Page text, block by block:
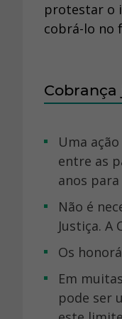
protestar o
cobrá-lo no
Uma ação de cobrança judicial geralmente é resolvida ainda em primeira instância, com um acordo
entre as
anos
Não é necessário que o condomínio tenha Convenção registrada para entrar com uma ação na
Justiça.
Os
Em
pode ser